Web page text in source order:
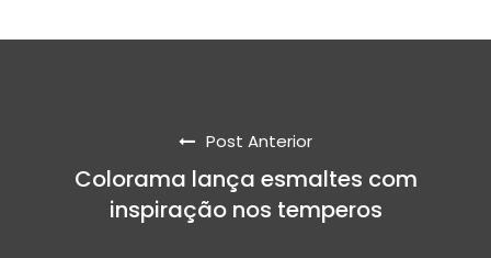
Post Anterior
Colorama lança esmaltes com
inspiração nos temperos